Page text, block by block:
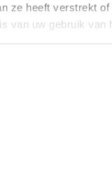
ze heeft verstrekt
van uw gebruik van